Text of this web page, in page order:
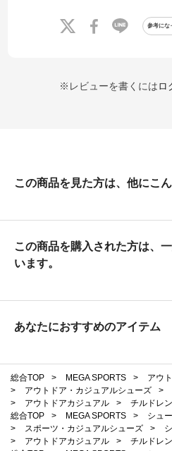
サイズの表記を見直してほしい。参考にな
※レビューを書くにはロ
この商品を見た方は、他にこ
この商品を購入された方は、
います。
あなたにおすすめのアイテム
総合TOP > MEGA SPORTS >
アウ
>
アウトドア・カジュアルシューズ >
>
アウトドアカジュアル >
チルドレ
総合TOP
> MEGA SPORTS >
シュ
>
スポーツ・カジュアルシューズ >
>
アウトドアカジュアル >
チルドレ